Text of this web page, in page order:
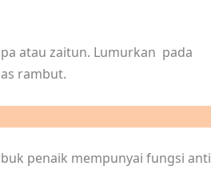
atau zaitun. Lumurkan pada
rambut.
penaik mempunyai fungsi anti